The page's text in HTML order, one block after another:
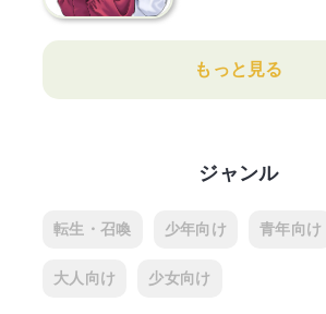
もっと見る
ジャンル
転生・召喚 少年向け 青年向け
大人向け 少女向け